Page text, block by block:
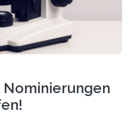
Nominierungen